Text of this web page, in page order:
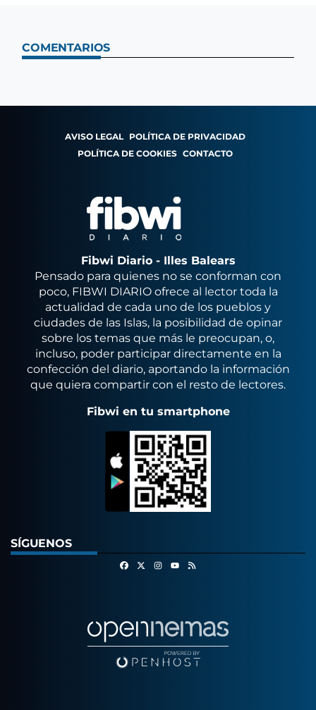
COMENTARIOS
AVISO LEGAL POLÍTICA DE PRIVACIDAD
POLÍTICA DE COOKIES CONTACTO
Fibwi Diario - Illes Balears
Pensado para quienes no se conforman con
poco, FIBWI DIARIO ofrece al lector toda la
actualidad de cada uno de los pueblos y
ciudades de las Islas, la posibilidad de opinar
sobre los temas que más le preocupan, o,
incluso, poder participar directamente en la
confección del diario, aportando la información
que quiera compartir con el resto de lectores.
Fibwi en tu smartphone
SÍGUENOS
FacebookInstagram